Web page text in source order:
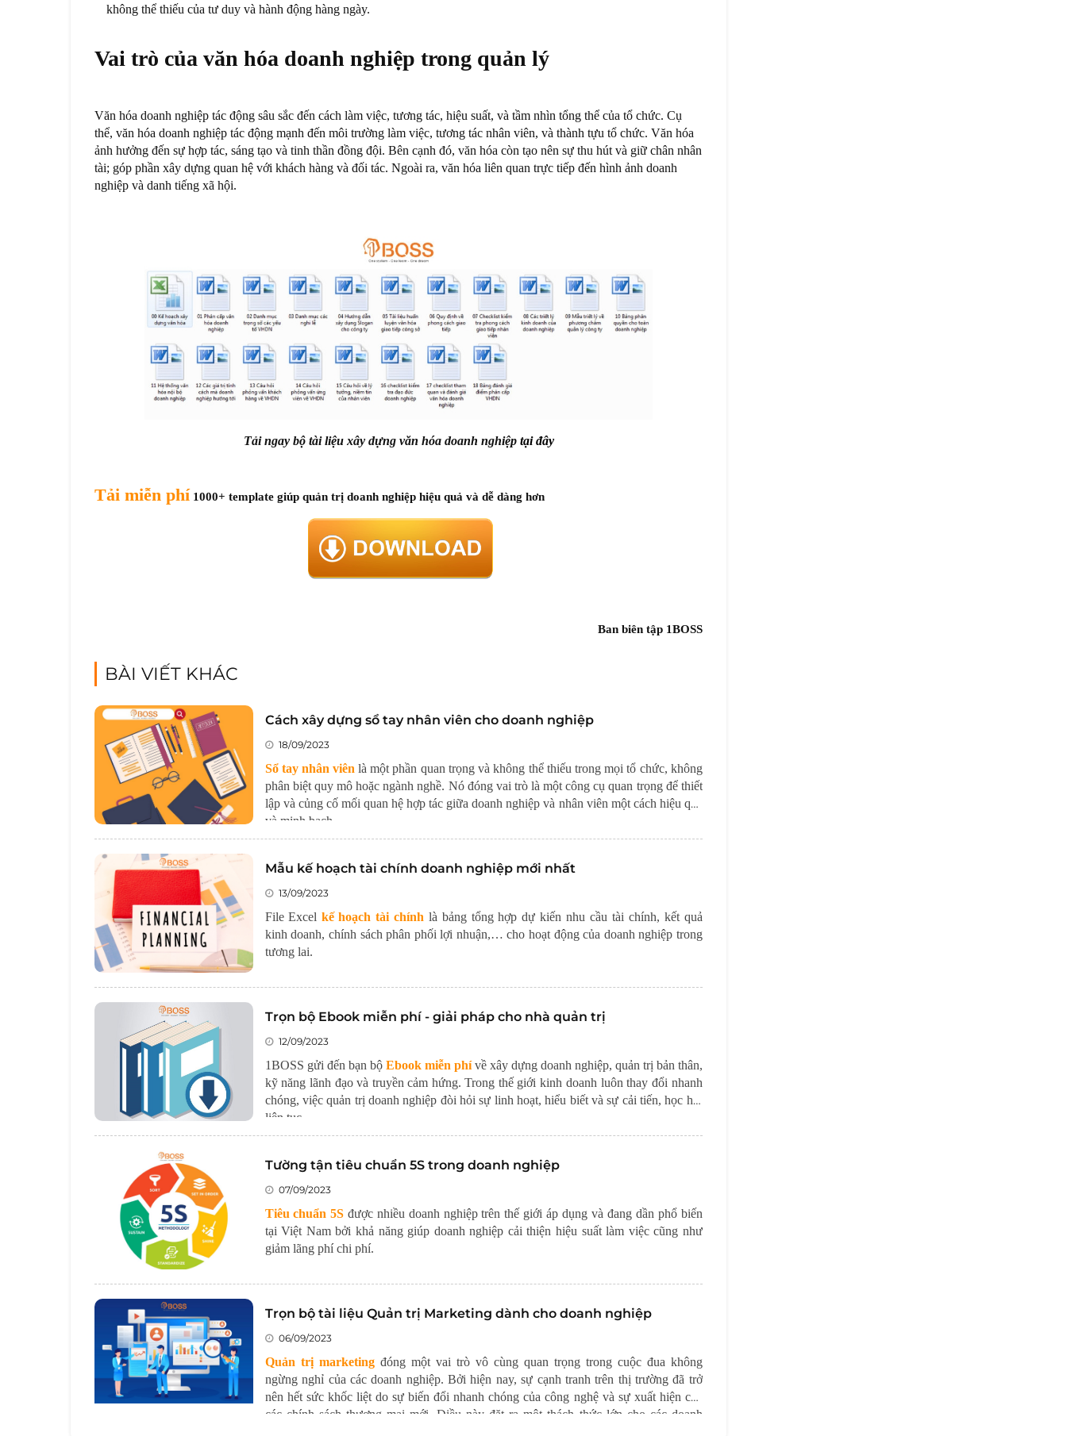
không thể thiếu của tư duy và hành động hàng ngày.
Vai trò của văn hóa doanh nghiệp trong quản lý
Văn hóa doanh nghiệp tác động sâu sắc đến cách làm việc, tương tác, hiệu suất, và tầm nhìn tổng thể của tổ chức. Cụ
thể, văn hóa doanh nghiệp tác động mạnh đến môi trường làm việc, tương tác nhân viên, và thành tựu tổ chức. Văn hóa
ảnh hưởng đến sự hợp tác, sáng tạo và tinh thần đồng đội. Bên cạnh đó, văn hóa còn tạo nên sự thu hút và giữ chân nhân
tài; góp phần xây dựng quan hệ với khách hàng và đối tác. Ngoài ra, văn hóa liên quan trực tiếp đến hình ảnh doanh
nghiệp và danh tiếng xã hội.
Tải ngay bộ tài liệu xây dựng văn hóa doanh nghiệp tại đây
Tải miễn phí1000+ template giúp quản trị doanh nghiệp hiệu quả và dễ dàng hơn
Ban biên tập 1BOSS
BÀI VIẾT KHÁC
Cách xây dựng sổ tay nhân viên cho doanh nghiệp
18/09/2023
Sổ tay nhân viênlà một phần quan trọng và không thể thiếu trong mọi tổ chức, không
phân biệt quy mô hoặc ngành nghề. Nó đóng vai trò là một công cụ quan trọng để thiết
lập và củng cố mối quan hệ hợp tác giữa doanh nghiệp và nhân viên một cách hiệu quả
và minh bạch.
Mẫu kế hoạch tài chính doanh nghiệp mới nhất
13/09/2023
File Excel kế hoạch tài chínhlà bảng tổng hợp dự kiến nhu cầu tài chính, kết quả
kinh doanh, chính sách phân phối lợi nhuận,… cho hoạt động của doanh nghiệp trong
tương lai.
Trọn bộ Ebook miễn phí - giải pháp cho nhà quản trị
12/09/2023
1BOSS gửi đến bạn bộ Ebook miễn phívề xây dựng doanh nghiệp, quản trị bản thân,
kỹ năng lãnh đạo và truyền cảm hứng. Trong thế giới kinh doanh luôn thay đổi nhanh
chóng, việc quản trị doanh nghiệp đòi hỏi sự linh hoạt, hiểu biết và sự cải tiến, học hỏi
liên tục.
Tường tận tiêu chuẩn 5S trong doanh nghiệp
07/09/2023
Tiêu chuẩn 5Sđược nhiều doanh nghiệp trên thế giới áp dụng và đang dần phổ biến
tại Việt Nam bởi khả năng giúp doanh nghiệp cải thiện hiệu suất làm việc cũng như
giảm lãng phí chi phí.
Trọn bộ tài liệu Quản trị Marketing dành cho doanh nghiệp
06/09/2023
Quản trị marketingđóng một vai trò vô cùng quan trọng trong cuộc đua không
ngừng nghỉ của các doanh nghiệp. Bởi hiện nay, sự cạnh tranh trên thị trường đã trở
nên hết sức khốc liệt do sự biến đổi nhanh chóng của công nghệ và sự xuất hiện của
các chính sách thương mại mới. Điều này đặt ra một thách thức lớn cho các doanh